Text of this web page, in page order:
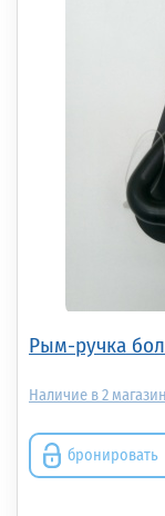
Рым-ручка
2
бронировать